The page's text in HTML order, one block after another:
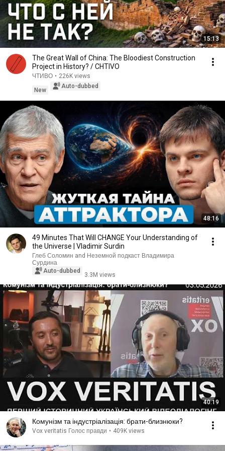
15:13
The Great Wall of China: The Bloodiest Construction
Project in History? / CHTIVO
ЧТИВО • 226K views
New
Auto-dubbed
48:16
49 Minutes That Will CHANGE Your Understanding of
the Universe | Vladimir Surdin
Глеб Соломин and Неземной подкаст Владимира
Сурдина
Auto-dubbed
3.3M views
40:19
Комунізм та індустріалізація: брати-близнюки?
Vox veritatis Голос правди • 409K views